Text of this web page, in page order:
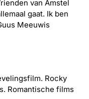
van Amstel
gaat. Ik ben
Meeuwis
Rocky
Romantische films